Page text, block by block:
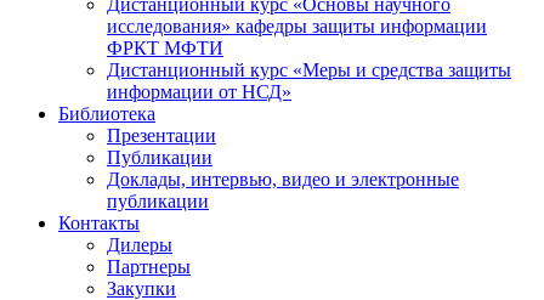
Дистанционный курс «Основы научного
исследования» кафедры защиты информации
ФРКТ МФТИ
Дистанционный курс «Меры и средства защиты
информации от НСД»
Библиотека
Презентации
Публикации
Доклады, интервью, видео и электронные
публикации
Контакты
Дилеры
Партнеры
Закупки